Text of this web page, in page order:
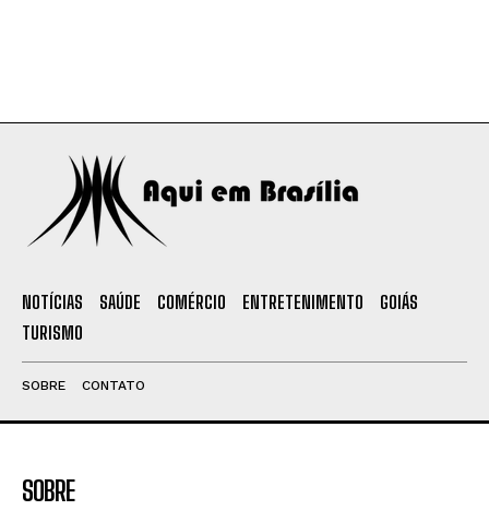
NOTÍCIAS SAÚDE COMÉRCIO ENTRETENIMENTO
GOIÁS
TURISMO
SOBRE CONTATO
SOBRE